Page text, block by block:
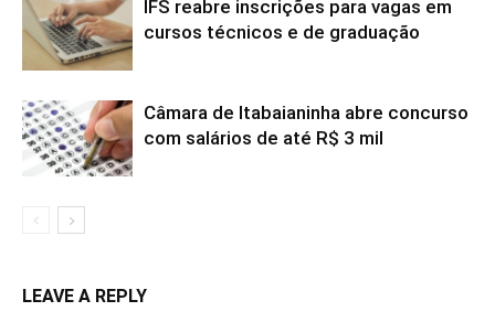
IFS reabre inscrições para vagas em
cursos técnicos e de graduação
Câmara de Itabaianinha abre concurso
com salários de até R$ 3 mil
LEAVE A REPLY